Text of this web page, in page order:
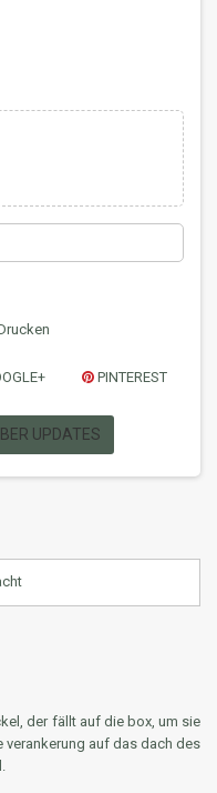
PINTEREST
UPDATES
der fällt auf die box, um sie
verankerung auf das dach des